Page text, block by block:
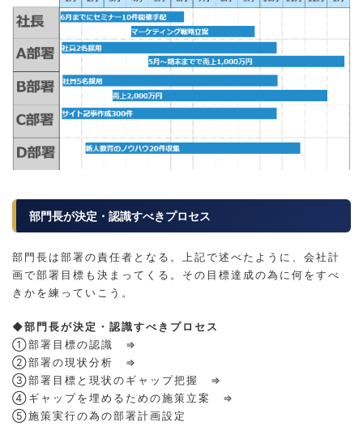
部門長が決定・認識すべきプロセス
部門長は部署の責任者となる。上記で述べたように、会社計
画で部署目標も決まってくる。その目標達成の為に何をすべ
きかを練っていこう。
◆部門長が決定・認識すべきプロセス
①部署目標の認識 ⇒
②部署の現状分析 ⇒
③部署目標と現状のギャップ把握 ⇒
④ギャップを埋めるための施策立案 ⇒
⑤施策実行の為の部署計画設定